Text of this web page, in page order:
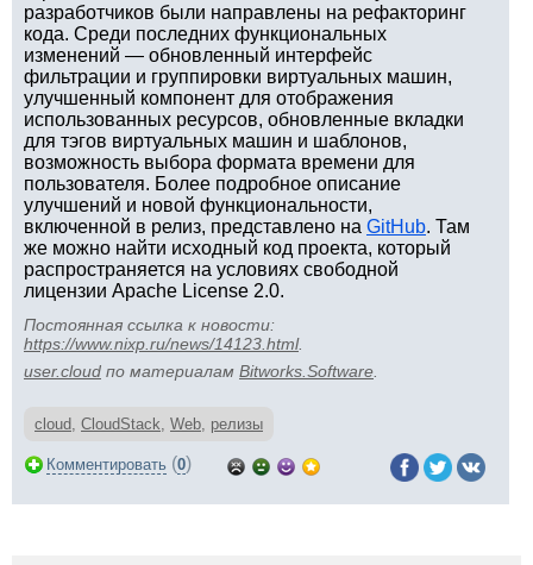
разработчиков были направлены на рефакторинг
кода. Среди последних функциональных
изменений — обновленный интерфейс
фильтрации и группировки виртуальных машин,
улучшенный компонент для отображения
использованных ресурсов, обновленные вкладки
для тэгов виртуальных машин и шаблонов,
возможность выбора формата времени для
пользователя. Более подробное описание
улучшений и новой функциональности,
включенной в релиз, представлено на GitHub. Там
же можно найти исходный код проекта, который
распространяется на условиях свободной
лицензии Apache License 2.0.
Постоянная ссылка к новости:
https://www.nixp.ru/news/14123.html.
user.cloud по материалам Bitworks.Software
cloud, CloudStack, Web, релизы
Комментировать (0)